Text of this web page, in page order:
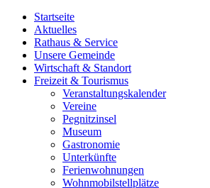
Startseite
Aktuelles
Rathaus & Service
Unsere Gemeinde
Wirtschaft & Standort
Freizeit & Tourismus
Veranstaltungskalender
Vereine
Pegnitzinsel
Museum
Gastronomie
Unterkünfte
Ferienwohnungen
Wohnmobilstellplätze